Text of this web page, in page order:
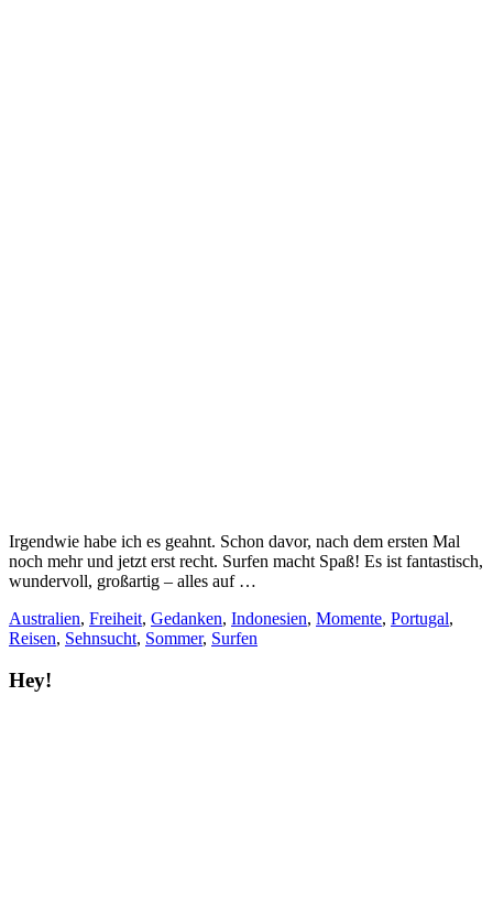
Irgendwie habe ich es geahnt. Schon davor, nach dem ersten Mal
noch mehr und jetzt erst recht. Surfen macht Spaß! Es ist fantastisch,
wundervoll, großartig – alles auf …
Australien, Freiheit, Gedanken, Indonesien, Momente, Portugal,
Reisen, Sehnsucht, Sommer, Surfen
Hey!